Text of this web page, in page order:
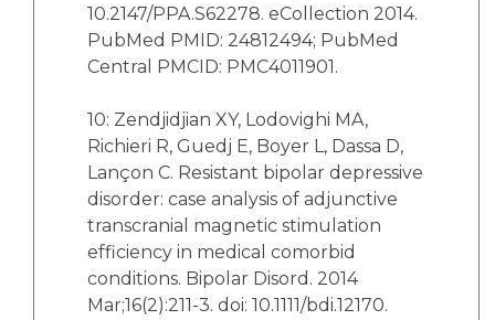
10.2147/PPA.S62278. eCollection 2014.
PubMed PMID: 24812494; PubMed
Central PMCID: PMC4011901.
10: Zendjidjian XY, Lodovighi MA,
Richieri R, Guedj E, Boyer L, Dassa D,
Lançon C. Resistant bipolar depressive
disorder: case analysis of adjunctive
transcranial magnetic stimulation
efficiency in medical comorbid
conditions. Bipolar Disord. 2014
Mar;16(2):211-3. doi: 10.1111/bdi.12170.